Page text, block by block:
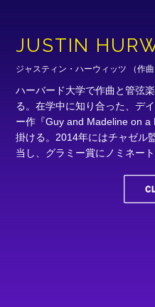
JUSTIN
ジャスティン・ハーウィッツ （作曲
ハーバード大学で作曲と管弦
る。在学中に知り合った、デ
ー作『Guy and Madeline on
掛ける。2014年にはチャゼル
当し、グラミー賞にノミネート